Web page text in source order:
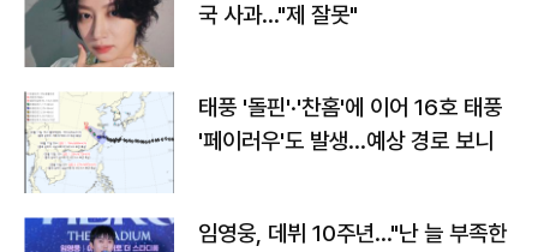
국 사과…"제 잘못"
태풍 '돌핀'·'찬홈'에 이어 16호 태풍
'페이러우'도 발생…예상 경로 보니
임영웅, 데뷔 10주년…"난 늘 부족한